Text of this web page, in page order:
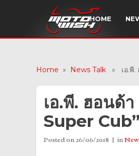
HOME
Home » News Talk » เอ.พี.
เอ.พี. ฮอนด้
Super
Posted on 26/06/2018 in